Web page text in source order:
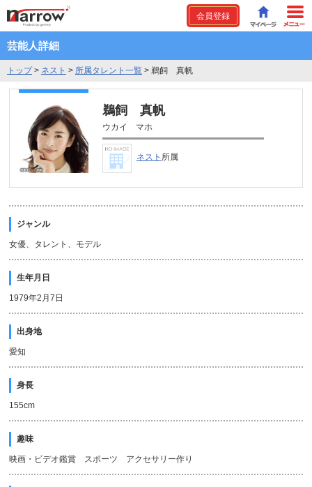
会員登録
芸能人詳細
トップ> ネスト > 所属タレント一覧 > 鵜飼 真帆
鵜飼 真帆
ウカイ マホ
ネスト 所属
ジャンル
女優、タレント、モデル
生年月日
1979年2月7日
出身地
愛知
身長
155cm
趣味
映画・ビデオ鑑賞 スポーツ アクセサリー作り